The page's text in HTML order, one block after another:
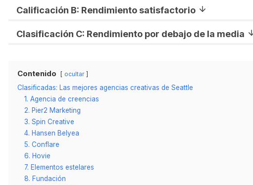
Calificación B: Rendimiento satisfactorio
Clasificación C: Rendimiento por debajo de la media
Contenido ocultar
Clasificadas: Las mejores agencias creativas de Seattle
1. Agencia de creencias
2. Pier2 Marketing
3. Spin Creative
4. Hansen Belyea
5. Conflare
6. Hovie
7. Elementos estelares
8. Fundación